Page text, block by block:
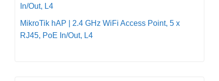
MikroTik hAP | 2.4 GHz WiFi Access Point, 5 x
RJ45, PoE In/Out, L4